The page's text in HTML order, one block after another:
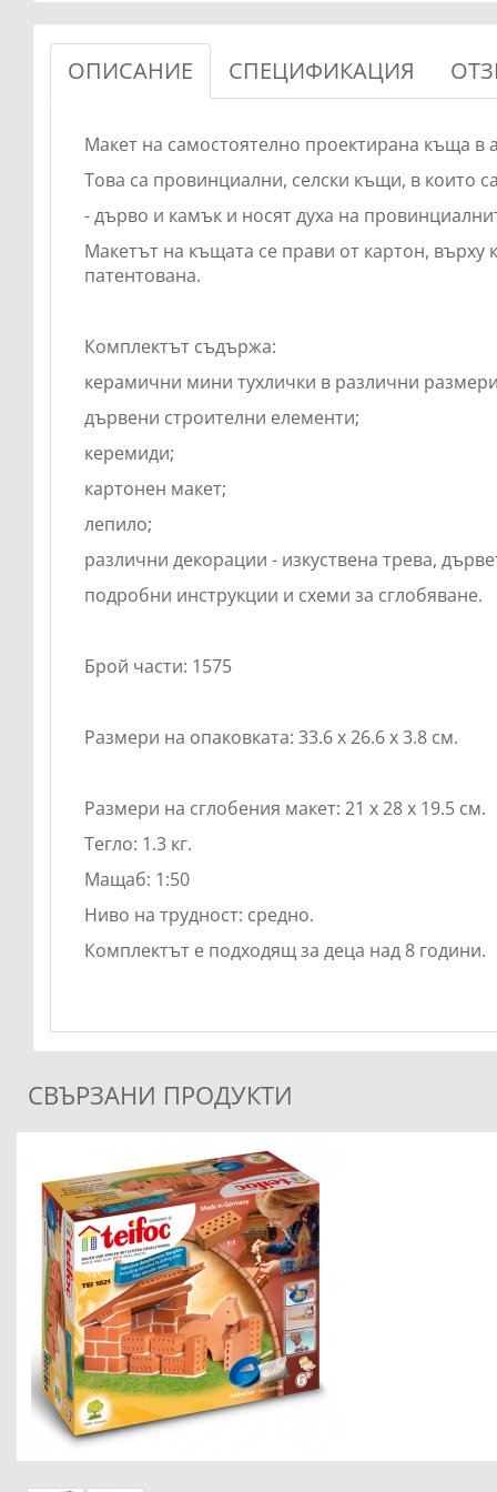
ОПИСАНИЕ СПЕЦИФИКАЦИЯ
Макет на самостоятелно проектирана къща в
Това са провинциални, селски къщи, в които
- дърво и камък и носят духа на
Макетът на къщата се прави от картон, върху
патентована.
Комплектът съдържа:
керамични мини тухлички в различни
дървени строителни елементи;
керемиди;
картонен макет;
лепило;
различни декорации - изкуствена трева,
подробни инструкции и схеми за сглобяване.
Брой части: 1575
Размери на опаковката: 33.6 x 26.6 x 3.8 см.
Размери на сглобения макет: 21 x 28 x 19.5 см.
Тегло: 1.3 кг.
Мащаб: 1:50
Ниво на трудност: средно.
Комплектът е подходящ за деца над 8 години.
СВЪРЗАНИ ПРОДУКТИ